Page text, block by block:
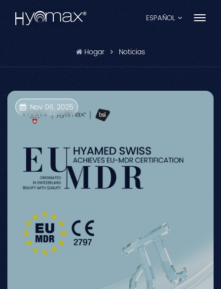
ESPAÑOL
Português
العربية
日本語
Hogar Noticias
Nov 06, 2025